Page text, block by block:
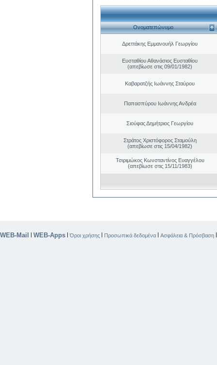
Ονοματεπώνυμο
Δρεττάκης Εμμανουήλ Γεωργίου
Ευσταθίου Αθανάσιος Ευσταθίου
(απεβίωσε στις 09/01/1982)
Καβαρατζής Ιωάννης Σταύρου
Παπασπύρου Ιωάννης Ανδρέα
Σιούφας Δημήτριος Γεωργίου
Στράτος Χριστόφορος Σταμούλη
(απεβίωσε στις 15/04/1982)
Τσιριμώκος Κωνσταντίνος Ευαγγέλου
(απεβίωσε στις 15/11/1983)
WEB-Mail | WEB-Apps |Όροι χρήσης | Προσωπικά δεδομένα | Ασφάλεια & Πρόσβαση